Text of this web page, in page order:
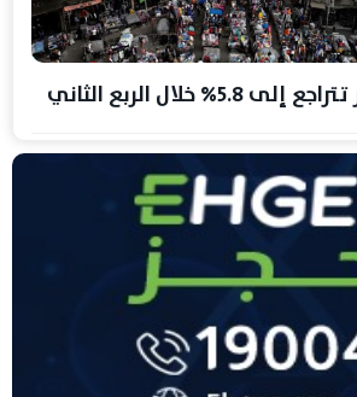
البطالة في مصر تتراجع إلى 5.8% خلال الربع الثاني